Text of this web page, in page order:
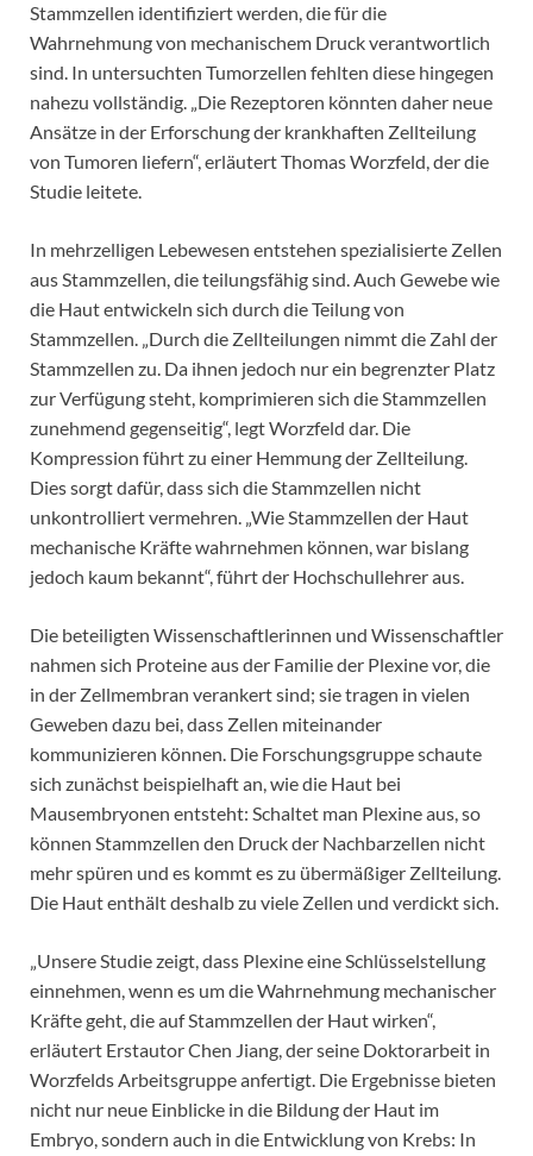
Stammzellen identifiziert werden, die für die
Wahrnehmung von mechanischem Druck verantwortlich
sind. In untersuchten Tumorzellen fehlten diese hingegen
nahezu vollständig. „Die Rezeptoren könnten daher neue
Ansätze in der Erforschung der krankhaften Zellteilung
von Tumoren liefern“, erläutert Thomas Worzfeld, der die
Studie leitete.
In mehrzelligen Lebewesen entstehen spezialisierte Zellen
aus Stammzellen, die teilungsfähig sind. Auch Gewebe wie
die Haut entwickeln sich durch die Teilung von
Stammzellen. „Durch die Zellteilungen nimmt die Zahl der
Stammzellen zu. Da ihnen jedoch nur ein begrenzter Platz
zur Verfügung steht, komprimieren sich die Stammzellen
zunehmend gegenseitig“, legt Worzfeld dar. Die
Kompression führt zu einer Hemmung der Zellteilung.
Dies sorgt dafür, dass sich die Stammzellen nicht
unkontrolliert vermehren. „Wie Stammzellen der Haut
mechanische Kräfte wahrnehmen können, war bislang
jedoch kaum bekannt“, führt der Hochschullehrer aus.
Die beteiligten Wissenschaftlerinnen und Wissenschaftler
nahmen sich Proteine aus der Familie der Plexine vor, die
in der Zellmembran verankert sind; sie tragen in vielen
Geweben dazu bei, dass Zellen miteinander
kommunizieren können. Die Forschungsgruppe schaute
sich zunächst beispielhaft an, wie die Haut bei
Mausembryonen entsteht: Schaltet man Plexine aus, so
können Stammzellen den Druck der Nachbarzellen nicht
mehr spüren und es kommt es zu übermäßiger Zellteilung.
Die Haut enthält deshalb zu viele Zellen und verdickt sich.
„Unsere Studie zeigt, dass Plexine eine Schlüsselstellung
einnehmen, wenn es um die Wahrnehmung mechanischer
Kräfte geht, die auf Stammzellen der Haut wirken“,
erläutert Erstautor Chen Jiang, der seine Doktorarbeit in
Worzfelds Arbeitsgruppe anfertigt. Die Ergebnisse bieten
nicht nur neue Einblicke in die Bildung der Haut im
Embryo, sondern auch in die Entwicklung von Krebs: In